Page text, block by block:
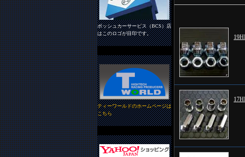
ボッシュカーサービス（BCS）店
はこのロゴが目印です。
ティーワールドのホームページは
こちら